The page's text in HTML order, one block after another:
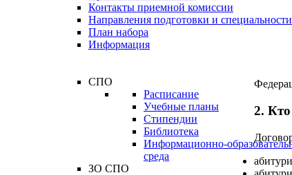
Контакты приемной комиссии
Направления подготовки и специальности
План набора
Информация
СПО
Расписание
Учебные планы
Стипендии
Библиотека
Информационно-
среда
ЗО СПО
2.